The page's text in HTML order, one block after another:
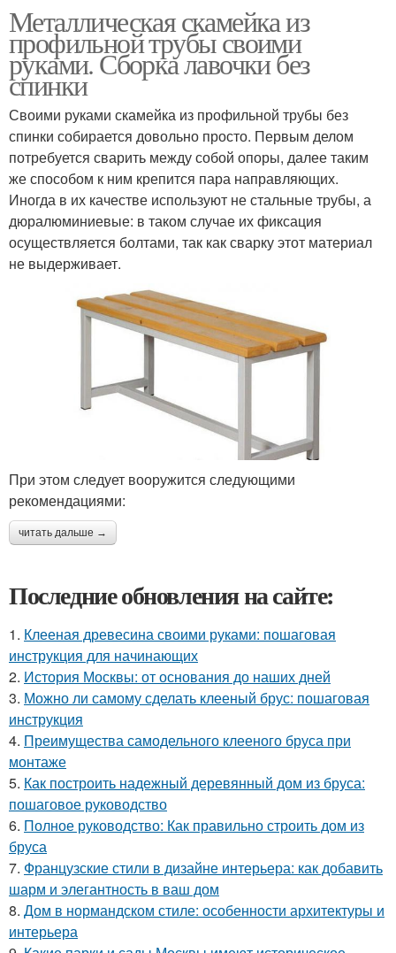
Металлическая скамейка из
профильной трубы своими
руками. Сборка лавочки без
спинки
Своими руками скамейка из профильной трубы без
спинки собирается довольно просто. Первым делом
потребуется сварить между собой опоры, далее таким
же способом к ним крепится пара направляющих.
Иногда в их качестве используют не стальные трубы, а
дюралюминиевые: в таком случае их фиксация
осуществляется болтами, так как сварку этот материал
не выдерживает.
При этом следует вооружится следующими
рекомендациями:
читать дальше →
Последние обновления на сайте:
1. Клееная древесина своими руками: пошаговая
инструкция для начинающих
2. История Москвы: от основания до наших дней
3. Можно ли самому сделать клееный брус: пошаговая
инструкция
4. Преимущества самодельного клееного бруса при
монтаже
5. Как построить надежный деревянный дом из бруса:
пошаговое руководство
6. Полное руководство: Как правильно строить дом из
бруса
7. Французские стили в дизайне интерьера: как добавить
шарм и элегантность в ваш дом
8. Дом в нормандском стиле: особенности архитектуры и
интерьера